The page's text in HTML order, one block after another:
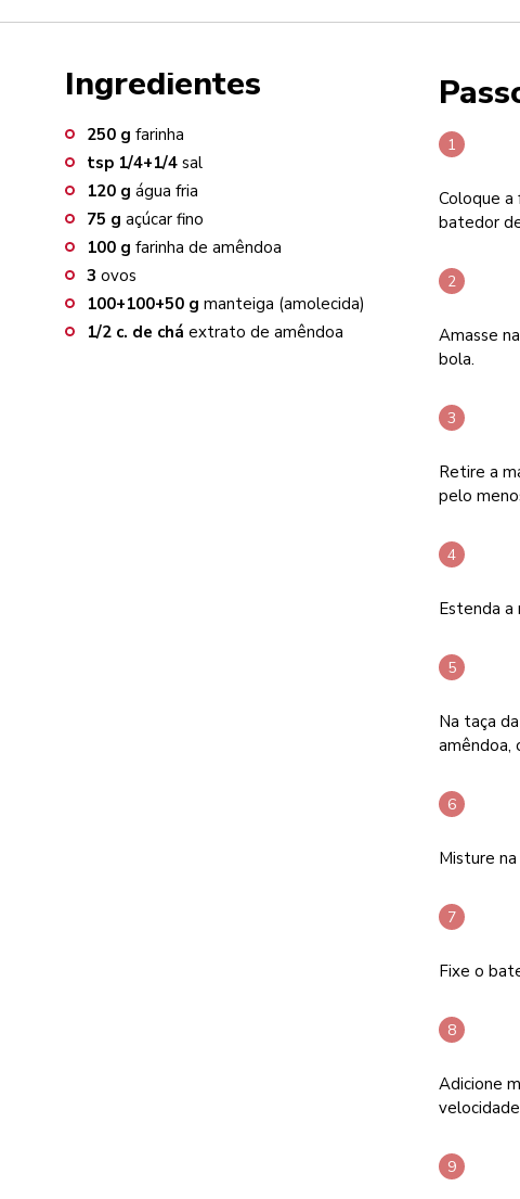
Ingredientes
250 g farinha
tsp 1/4+1/4 sal
120 g água fria
75 g açúcar fino
100 g farinha de amêndoa
3 ovos
100+100+50 g manteiga (amolecida)
1/2 c. de chá extrato de amêndoa
Coloque a
batedor
Amasse
bola.
Retire a
pelo
Estenda
Na taça
amêndoa,
Misture
Fixe o
Adicione